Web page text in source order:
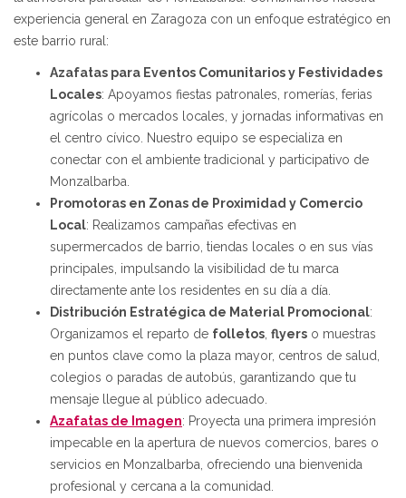
experiencia general en Zaragoza con un enfoque estratégico en
este barrio rural:
Azafatas para Eventos Comunitarios y Festividades
Locales: Apoyamos fiestas patronales, romerías, ferias
agrícolas o mercados locales, y jornadas informativas en
el centro cívico. Nuestro equipo se especializa en
conectar con el ambiente tradicional y participativo de
Monzalbarba.
Promotoras en Zonas de Proximidad y Comercio
Local: Realizamos campañas efectivas en
supermercados de barrio, tiendas locales o en sus vías
principales, impulsando la visibilidad de tu marca
directamente ante los residentes en su día a día.
Distribución Estratégica de Material Promocional:
Organizamos el reparto de folletos, flyers o muestras
en puntos clave como la plaza mayor, centros de salud,
colegios o paradas de autobús, garantizando que tu
mensaje llegue al público adecuado.
Azafatas de Imagen: Proyecta una primera impresión
impecable en la apertura de nuevos comercios, bares o
servicios en Monzalbarba, ofreciendo una bienvenida
profesional y cercana a la comunidad.